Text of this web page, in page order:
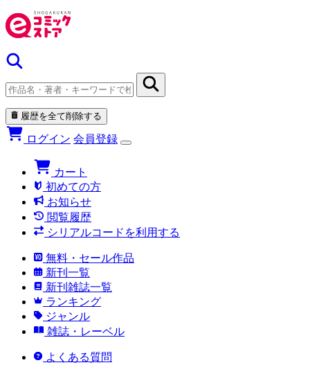
履歴を全て削除する
ログイン 会員登録
カート
初めての方
お知らせ
閲覧履歴
シリアルコードを利用する
無料・セール作品
新刊一覧
新刊雑誌一覧
ランキング
ジャンル
雑誌・レーベル
よくある質問